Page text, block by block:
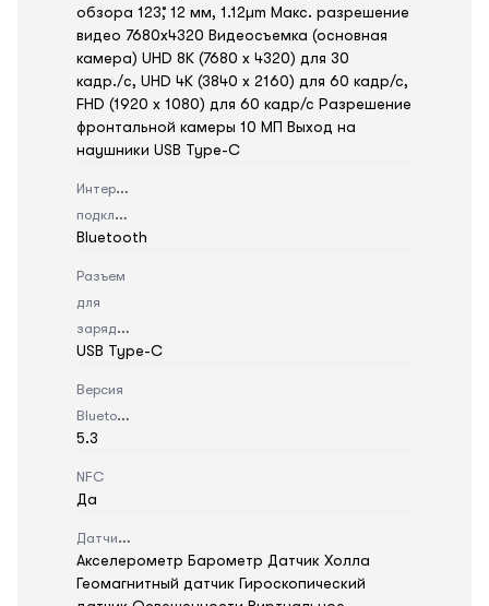
обзора 123˚, 12 мм, 1.12µm Макс. разрешение
видео 7680x4320 Видеосъемка (основная
камера) UHD 8K (7680 x 4320) для 30
кадр./c, UHD 4K (3840 x 2160) для 60 кадр/с,
FHD (1920 x 1080) для 60 кадр/с Разрешение
фронтальной камеры 10 МП Выход на
наушники USB Type-C
Интерфейс
подключения
Bluetooth
Разъем
для
зарядки
USB Type-C
Версия
Bluetooth
5.3
NFC
Да
Датчики
Акселерометр Барометр Датчик Холла
Геомагнитный датчик Гироскопический